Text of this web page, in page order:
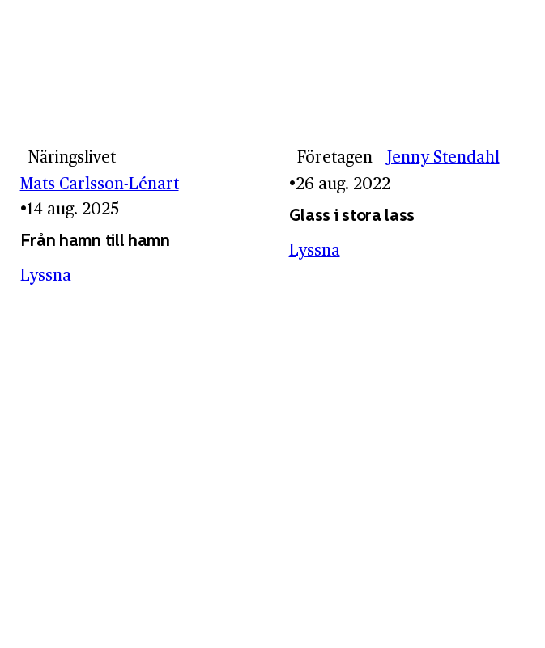
Näringslivet
Mats Carlsson-Lénart
14 aug. 2025
Från hamn till hamn
Lyssna
Företagen
Jenny Stendahl
26 aug. 2022
Glass i stora lass
Lyssna